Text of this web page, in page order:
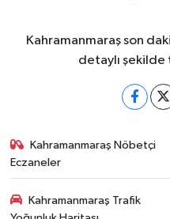
Kahramanmaraş son
detaylı
Kahramanmaraş Nöbetçi
Eczaneler
Kahramanmaraş Trafik